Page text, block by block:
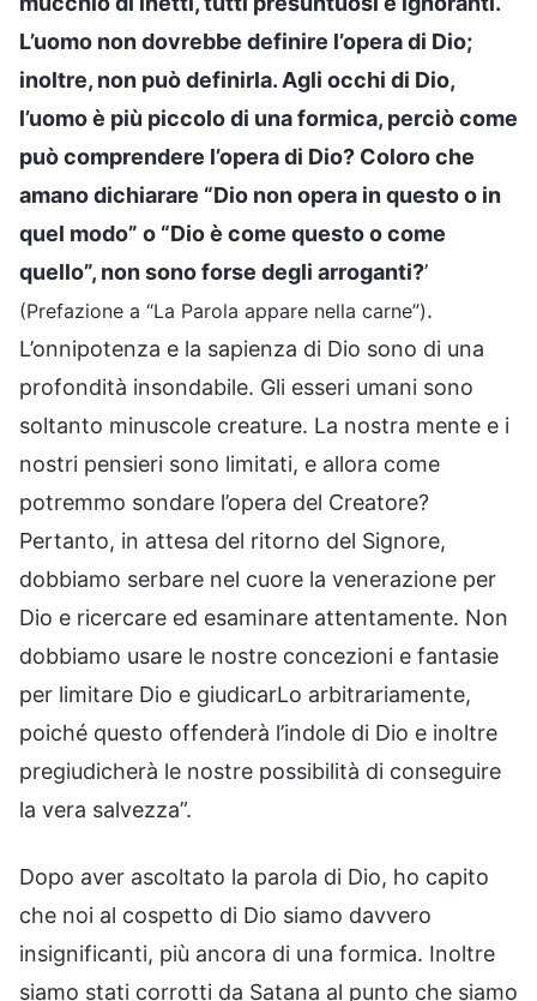
L’uomo non dovrebbe definire l’opera di Dio;
inoltre, non può definirla. Agli occhi di Dio,
l’uomo è più piccolo di una formica, perciò come
può comprendere l’opera di Dio? Coloro che
amano dichiarare “Dio non opera in questo o in
quel modo” o “Dio è come questo o come
quello”, non sono forse degli arroganti?’
(Prefazione a “La Parola appare nella carne”).
L’onnipotenza e la sapienza di Dio sono di una
profondità insondabile. Gli esseri umani sono
soltanto minuscole creature. La nostra mente e i
nostri pensieri sono limitati, e allora come
potremmo sondare l’opera del Creatore?
Pertanto, in attesa del ritorno del Signore,
dobbiamo serbare nel cuore la venerazione per
Dio e ricercare ed esaminare attentamente. Non
dobbiamo usare le nostre concezioni e fantasie
per limitare Dio e giudicarLo arbitrariamente,
poiché questo offenderà l’indole di Dio e inoltre
pregiudicherà le nostre possibilità di conseguire
la vera salvezza”.
Dopo aver ascoltato la parola di Dio, ho capito
che noi al cospetto di Dio siamo davvero
insignificanti, più ancora di una formica. Inoltre
siamo stati corrotti da Satana al punto che siamo